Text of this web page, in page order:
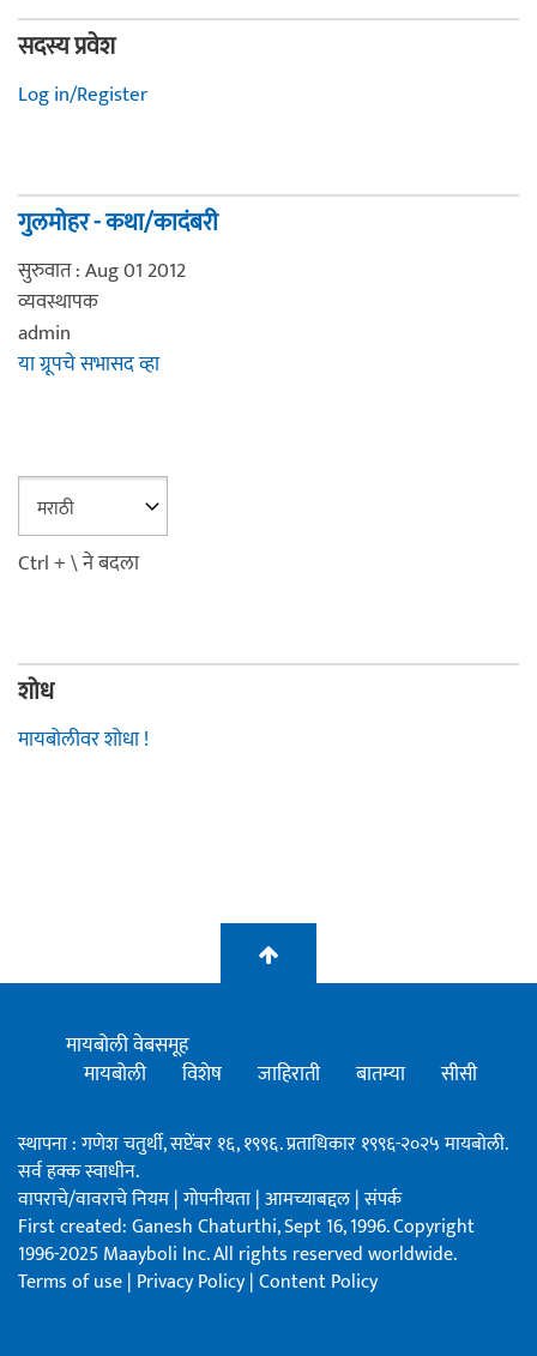
सदस्य प्रवेश
Log in/Register
गुलमोहर - कथा/कादंबरी
सुरुवात : Aug 01 2012
व्यवस्थापक
admin
या ग्रूपचे सभासद व्हा
Ctrl + \ ने बदला
शोध
मायबोलीवर शोधा !
मायबोली वेबसमूह
मायबोली
विशेष जाहिराती बातम्या सीसी
स्थापना : गणेश चतुर्थी, सप्टेंबर १६, १९९६. प्रताधिकार १९९६-२०२५ मायबोली.
सर्व हक्क स्वाधीन.
वापराचे/वावराचे नियम|गोपनीयता|आमच्याबद्दल|संपर्क
First created: Ganesh Chaturthi, Sept 16, 1996. Copyright
1996-2025 Maayboli Inc. All rights reserved worldwide.
Terms of use| Privacy Policy|Content Policy